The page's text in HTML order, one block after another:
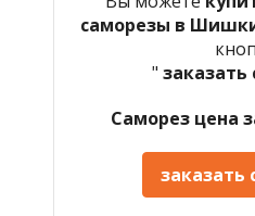
саморезы в
" заказать
Саморез цена
заказать